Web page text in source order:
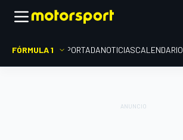
FÓRMULA 1 PORTADANOTICIASCALENDARIO